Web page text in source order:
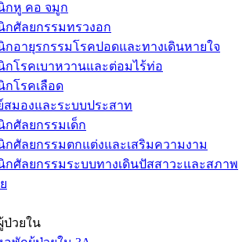
กหู คอ จมูก
กศัลยกรรมทรวงอก
กอายุรกรรมโรคปอดและทางเดินหายใจ
กโรคเบาหวานและต่อมไร้ท่อ
กโรคเลือด
สมองและระบบประสาท
กศัลยกรรมเด็ก
กศัลยกรรมตกแต่งและเสริมความงาม
กศัลยกรรมระบบทางเดินปัสสาวะและสภาพ
วยใน